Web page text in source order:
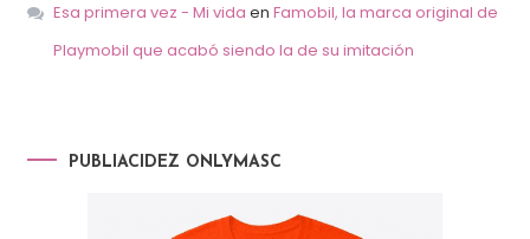
Esa primera vez - Mi vida en Famobil, la marca original de
Playmobil que acabó siendo la de su imitación
PUBLIACIDEZ ONLYMASC